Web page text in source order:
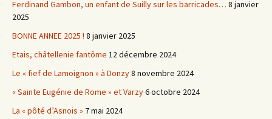
Ferdinand Gambon, un enfant de Suilly sur les barricades… 8 janvier
2025
BONNE ANNEE 2025 ! 8 janvier 2025
Etais, châtellenie fantôme 12 décembre 2024
Le « fief de Lamoignon » à Donzy8 novembre 2024
« Sainte Eugénie de Rome » et Varzy6 octobre 2024
La « pôté d’Asnois » 7 mai 2024